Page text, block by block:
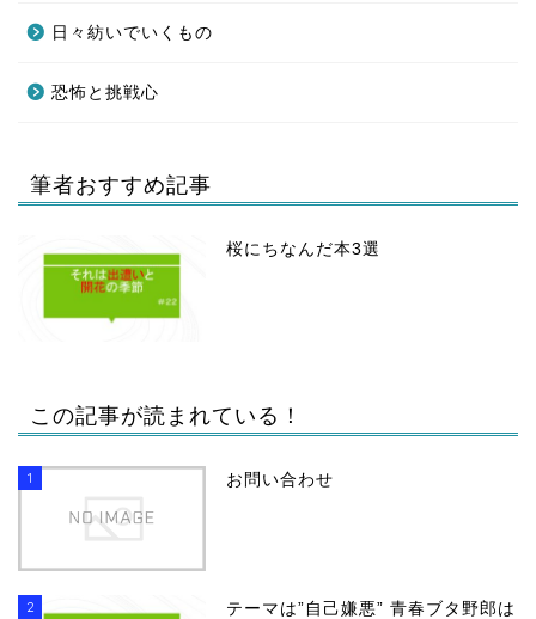
日々紡いでいくもの
恐怖と挑戦心
筆者おすすめ記事
桜にちなんだ本3選
この記事が読まれている！
1 お問い合わせ
2
テーマは”自己嫌悪” 青春ブタ野郎は